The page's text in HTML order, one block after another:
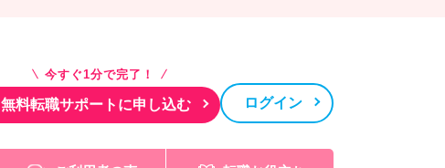
今すぐ1分で完了！
無料転職サポートに申し込む ログイン